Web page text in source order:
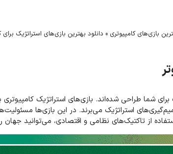
بازی‌های کامپیوتری » دانلود بهترین بازی‌های استراتژیک برای
شما طراحی شده‌اند. بازی‌های استراتژیک
استراتژیک می‌برند. در این بازی‌ها
از تاکتیک‌های نظامی و اقتصادی، می‌توانید جهان